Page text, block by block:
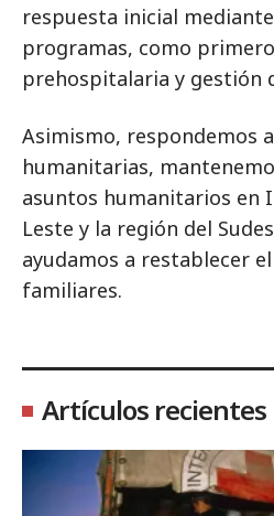
respuesta inicial
programas, como
prehospitalaria y gestión
Asimismo, respondemos
humanitarias,
asuntos humanitarios en
Leste y la región del
ayudamos a restablecer
familiares.
Artículos recientes